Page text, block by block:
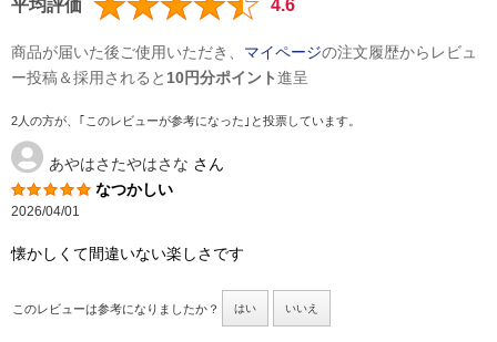
平均評価 4.6
商品が届いた後ご使用いただき、 マイページの注文履歴からレビュ
ー投稿＆採用されると 10円分ポイント進呈
2人の方が、｢このレビューが参考になった｣と投票しています。
あやはさたやはさな さん
なつかしい
2026/04/01
懐かしくて間違いない楽しさです
このレビューは参考になりましたか？ はい いいえ